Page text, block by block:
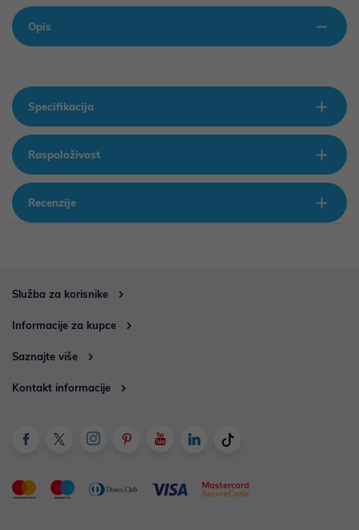
Opis
Specifikacija
Raspoloživost
Recenzije
Služba za korisnike
Informacije za kupce
Saznajte više
Kontakt informacije